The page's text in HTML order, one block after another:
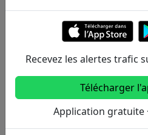
A B C
Transilien
H J K
Recevez les alertes trafic
Télécharger
Application gratuite